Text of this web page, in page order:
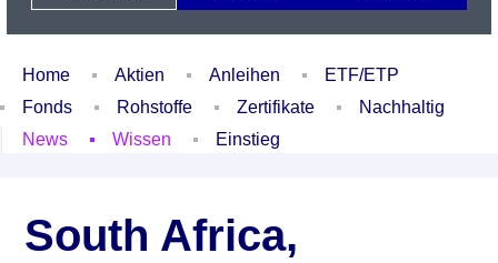
Home Aktien Anleihen
ETF/ETP
Fonds
Rohstoffe Zertifikate
Nachhaltig
News
Wissen Einstieg
South Africa,